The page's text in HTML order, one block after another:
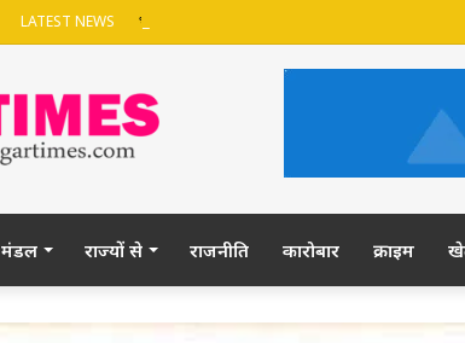
LATEST NEWS भदेश्वरनाथ मंदिर की जमीन पर अवैध कब्जे का आरोप,
मंडल राज्यों से राजनीति कारोबार क्राइम